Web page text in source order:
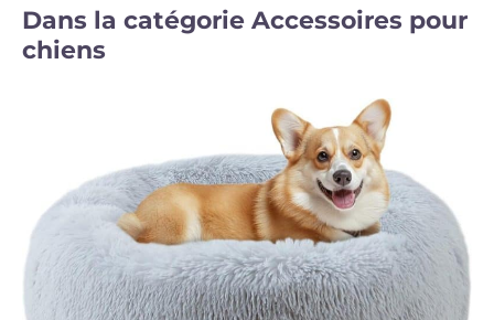
Dans la catégorie Accessoires pour
chiens